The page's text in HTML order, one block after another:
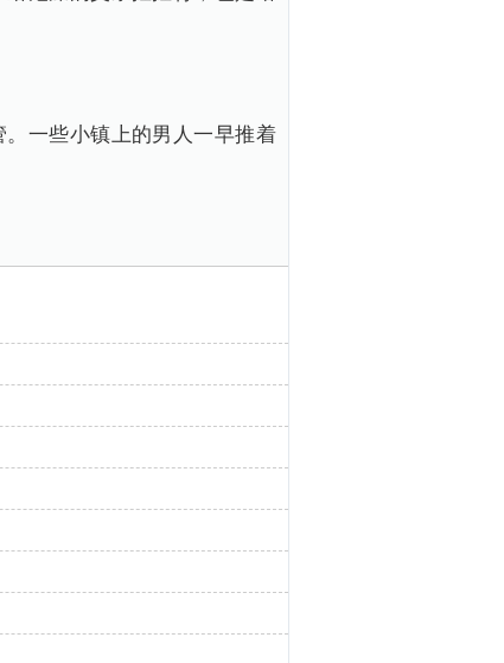
一些小镇上的男人一早推着